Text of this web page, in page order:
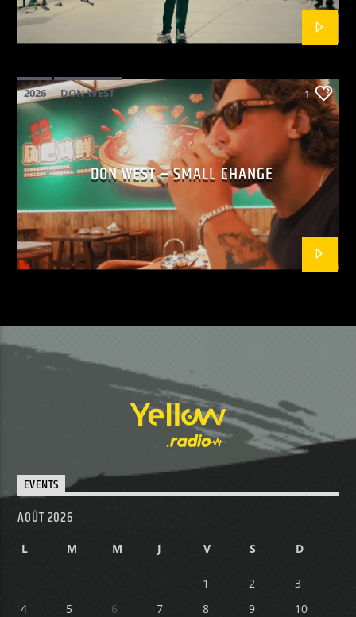
2026
DON WEST
MAINSQUARE FESTIVAL 2026
POP
1
DON WEST – SMALL CHANGE
EVENTS
AOÛT 2026
L M M J V S D
1 2
3
4
5 6 7 8 9
10